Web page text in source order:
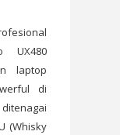
UX480
laptop
di
(Whisky